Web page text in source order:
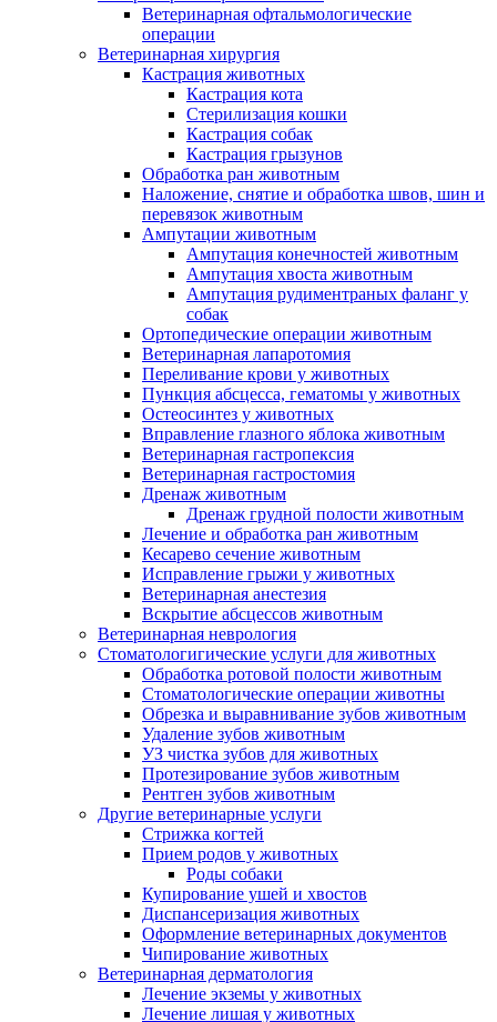
Ветеринарная офтальмологические
операции
Ветеринарная хирургия
Кастрация животных
Кастрация кота
Стерилизация кошки
Кастрация собак
Кастрация грызунов
Обработка ран животным
Наложение, снятие и обработка швов, шин и
перевязок животным
Ампутации животным
Ампутация конечностей животным
Ампутация хвоста животным
Ампутация рудиментраных фаланг у
собак
Ортопедические операции животным
Ветеринарная лапаротомия
Переливание крови у животных
Пункция абсцесса, гематомы у животных
Остеосинтез у животных
Вправление глазного яблока животным
Ветеринарная гастропексия
Ветеринарная гастростомия
Дренаж животным
Дренаж грудной полости животным
Лечение и обработка ран животным
Кесарево сечение животным
Исправление грыжи у животных
Ветеринарная анестезия
Вскрытие абсцессов животным
Ветеринарная неврология
Стоматологигические услуги для животных
Обработка ротовой полости животным
Стоматологические операции животны
Обрезка и выравнивание зубов животным
Удаление зубов животным
УЗ чистка зубов для животных
Протезирование зубов животным
Рентген зубов животным
Другие ветеринарные услуги
Стрижка когтей
Прием родов у животных
Роды собаки
Купирование ушей и хвостов
Диспансеризация животных
Оформление ветеринарных документов
Чипирование животных
Ветеринарная дерматология
Лечение экземы у животных
Лечение лишая у животных